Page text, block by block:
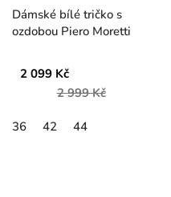
Dámské bílé tričko s
ozdobou Piero Moretti
2 099 Kč
2 999 Kč
36 42 44